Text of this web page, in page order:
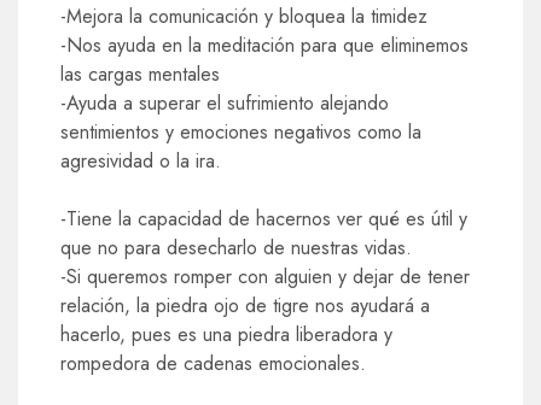
-Mejora la comunicación y bloquea la timidez
-Nos ayuda en la meditación para que eliminemos
las cargas mentales
-Ayuda a superar el sufrimiento alejando
sentimientos y emociones negativos como la
agresividad o la ira.
-Tiene la capacidad de hacernos ver qué es útil y
que no para desecharlo de nuestras vidas.
-Si queremos romper con alguien y dejar de tener
relación, la piedra ojo de tigre nos ayudará a
hacerlo, pues es una piedra liberadora y
rompedora de cadenas emocionales.